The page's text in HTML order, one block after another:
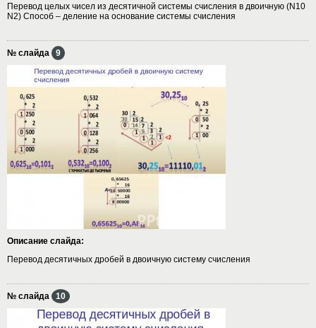
Перевод целых чисел из десятичной системы счисления в двоичную (N10
N2) Способ – деление на основание системы счисления
№ слайда 9
Описание слайда:
Перевод десятичных дробей в двоичную систему счисления
№ слайда 10